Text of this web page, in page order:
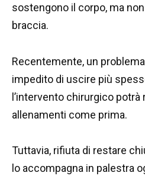
sostengono il corpo, ma
braccia.
Recentemente, un
impedito di uscire più
l’intervento chirurgico potrà
allenamenti come prima.
Tuttavia, rifiuta di restare
lo accompagna in palestra